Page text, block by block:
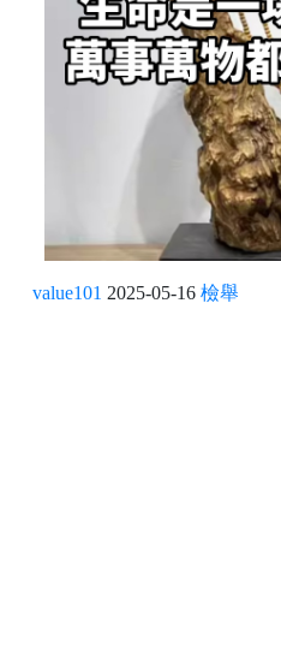
value101 2025-05-16 檢舉